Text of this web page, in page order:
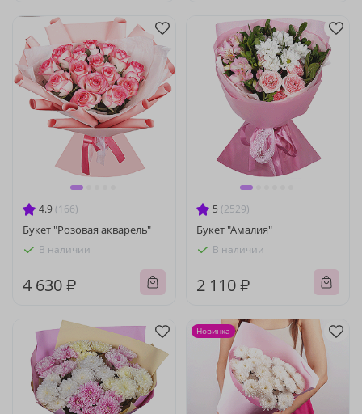
4.9 (166)
Букет "Розовая акварель"
В наличии
4 630 ₽
5 (2529)
Букет "Амалия"
В наличии
2 110 ₽
Новинка